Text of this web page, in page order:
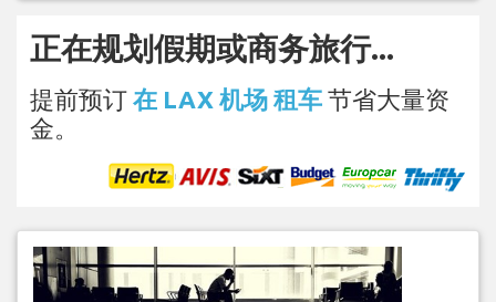
正在规划假期或商务旅行...
提前预订 在 LAX 机场 租车 节省大量资
金。